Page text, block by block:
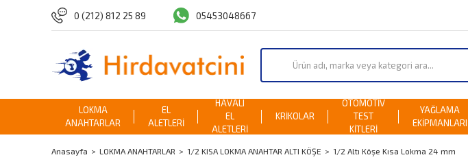
0 (212) 812 25 89 05453048667
LOKMA
ANAHTARLAR
EL
ALETLERİ
HAVALI
EL
ALETLERİ
KRİKOLAR
OTOMOTİV
TEST
KİTLERİ
YAĞLAMA
EKİPMANLARI
Anasayfa LOKMA ANAHTARLAR 1/2 KISA LOKMA ANAHTAR ALTI KÖŞE 1/2 Altı Köşe Kısa Lokma 24 mm